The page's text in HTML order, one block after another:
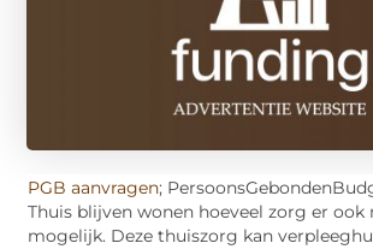
PGB aanvragen;
Thuis blijven wonen hoeveel zorg er ook
mogelijk. Deze thuiszorg kan